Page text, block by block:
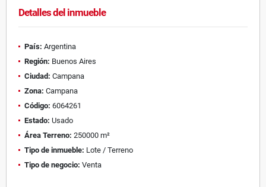
Detalles del inmueble
País: Argentina
Región: Buenos Aires
Ciudad: Campana
Zona: Campana
Código: 6064261
Estado: Usado
Área Terreno: 250000 m²
Tipo de inmueble: Lote / Terreno
Tipo de negocio: Venta